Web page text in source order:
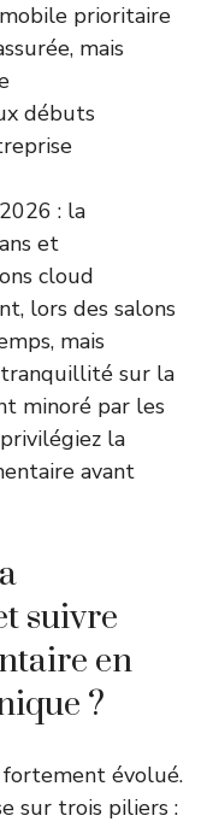
prioritaire
mais
débuts
: la
et
cloud
lors des salons
mais
sur la
minoré par les
la
avant
suivre
en
?
évolué.
sur trois piliers :